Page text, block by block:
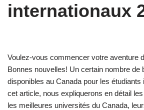
internationaux
Voulez-vous commencer votre aventure
Bonnes nouvelles! Un certain nombre de
disponibles au Canada pour les étudiants
cet article, nous expliquerons en détail
les meilleures universités du Canada,